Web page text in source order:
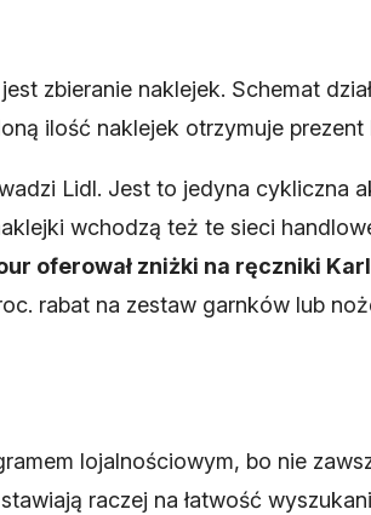
zbieranie naklejek. Schemat
ilość naklejek otrzymuje
Lidl. Jest to jedyna cykliczna
wchodzą też te sieci
oferował zniżki na ręczniki
rabat na zestaw garnków lub
lojalnościowym, bo nie
raczej na łatwość